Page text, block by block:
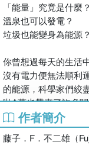
「能量」究竟是什麼？
溫泉也可以發電？
垃圾也能變身為能源？
你曾想過每天的生活
沒有電力便無法順利
的能源，科學家們絞
啦A夢也帶來了許多
到啟發，成為未來的
作者簡介
藤子．F．不二雄（